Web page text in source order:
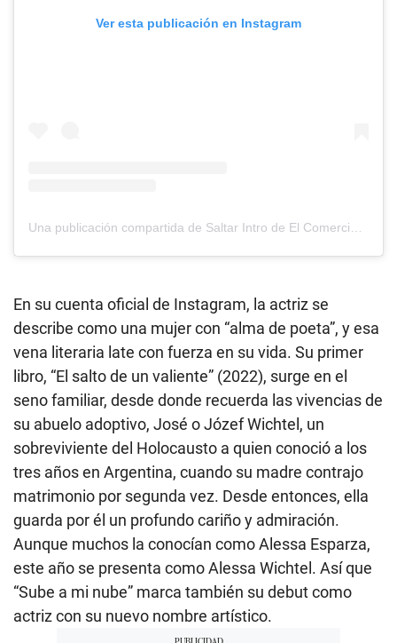
Ver esta publicación en Instagram
Una publicación compartida de Saltar Intro de El Comercio (@saltarintrope)
En su cuenta oficial de Instagram, la actriz se
describe como una mujer con “alma de poeta”, y esa
vena literaria late con fuerza en su vida. Su primer
libro, “El salto de un valiente” (2022), surge en el
seno familiar, desde donde recuerda las vivencias de
su abuelo adoptivo, José o Józef Wichtel, un
sobreviviente del Holocausto a quien conoció a los
tres años en Argentina, cuando su madre contrajo
matrimonio por segunda vez. Desde entonces, ella
guarda por él un profundo cariño y admiración.
Aunque muchos la conocían como Alessa Esparza,
este año se presenta como Alessa Wichtel. Así que
“Sube a mi nube” marca también su debut como
actriz con su nuevo nombre artístico.